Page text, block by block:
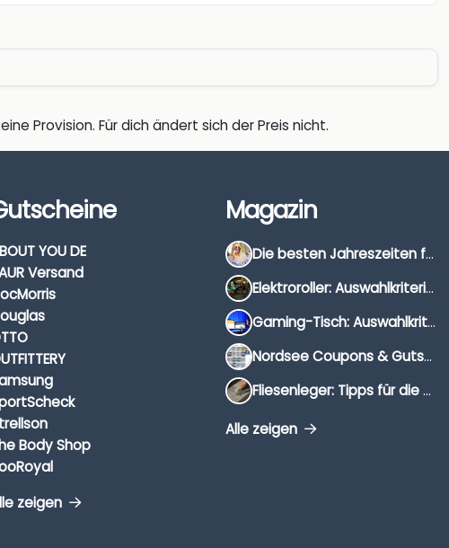
Provision. Für dich ändert sich der Preis nicht.
YOU DE
Versand
Body Shop
zeigen
Magazin
Die besten Jahreszeiten für Schnäppchenjäger
Elektroroller: Auswahlkriterien, Unterschiede & Tipps
Gaming-Tisch: Auswahlkriterien, Unterschiede & Tipps
Nordsee Coupons & Gutscheine 2026
Fliesenleger: Tipps für die Auswahl
Alle zeigen